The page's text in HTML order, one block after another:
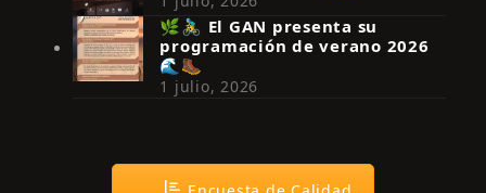
🌿🚴‍♂️ El GAN presenta su
programación de verano 2026
🌊🥾
1 julio, 2026